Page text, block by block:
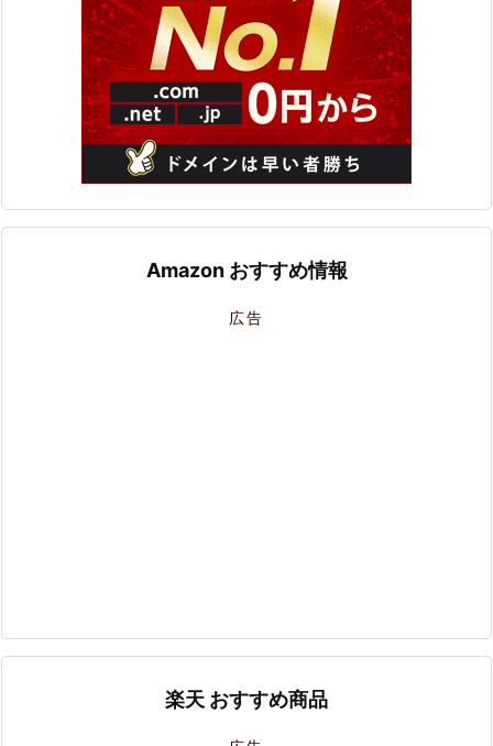
Amazon おすすめ情報
広告
楽天 おすすめ商品